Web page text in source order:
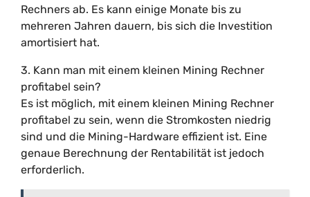
Rechners ab. Es kann einige Monate bis zu
mehreren Jahren dauern, bis sich die Investition
amortisiert hat.
3. Kann man mit einem kleinen Mining Rechner
profitabel sein?
Es ist möglich, mit einem kleinen Mining Rechner
profitabel zu sein, wenn die Stromkosten niedrig
sind und die Mining-Hardware effizient ist. Eine
genaue Berechnung der Rentabilität ist jedoch
erforderlich.